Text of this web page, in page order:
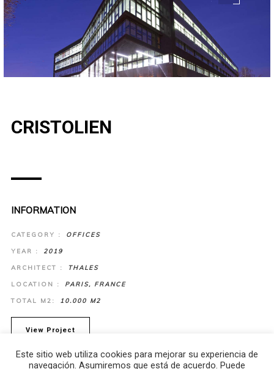
CRISTOLIEN
INFORMATION
CATEGORY : OFFICES
YEAR : 2019
ARCHITECT : THALES
LOCATION : PARIS, FRANCE
TOTAL M2: 10.000 M2
View Project
Este sitio web utiliza cookies para mejorar su experiencia de
navegación. Asumiremos que está de acuerdo. Puede